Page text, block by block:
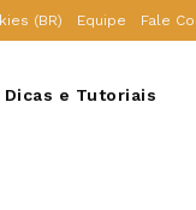
(BR) Equipe Fale
Dicas e Tutoriais